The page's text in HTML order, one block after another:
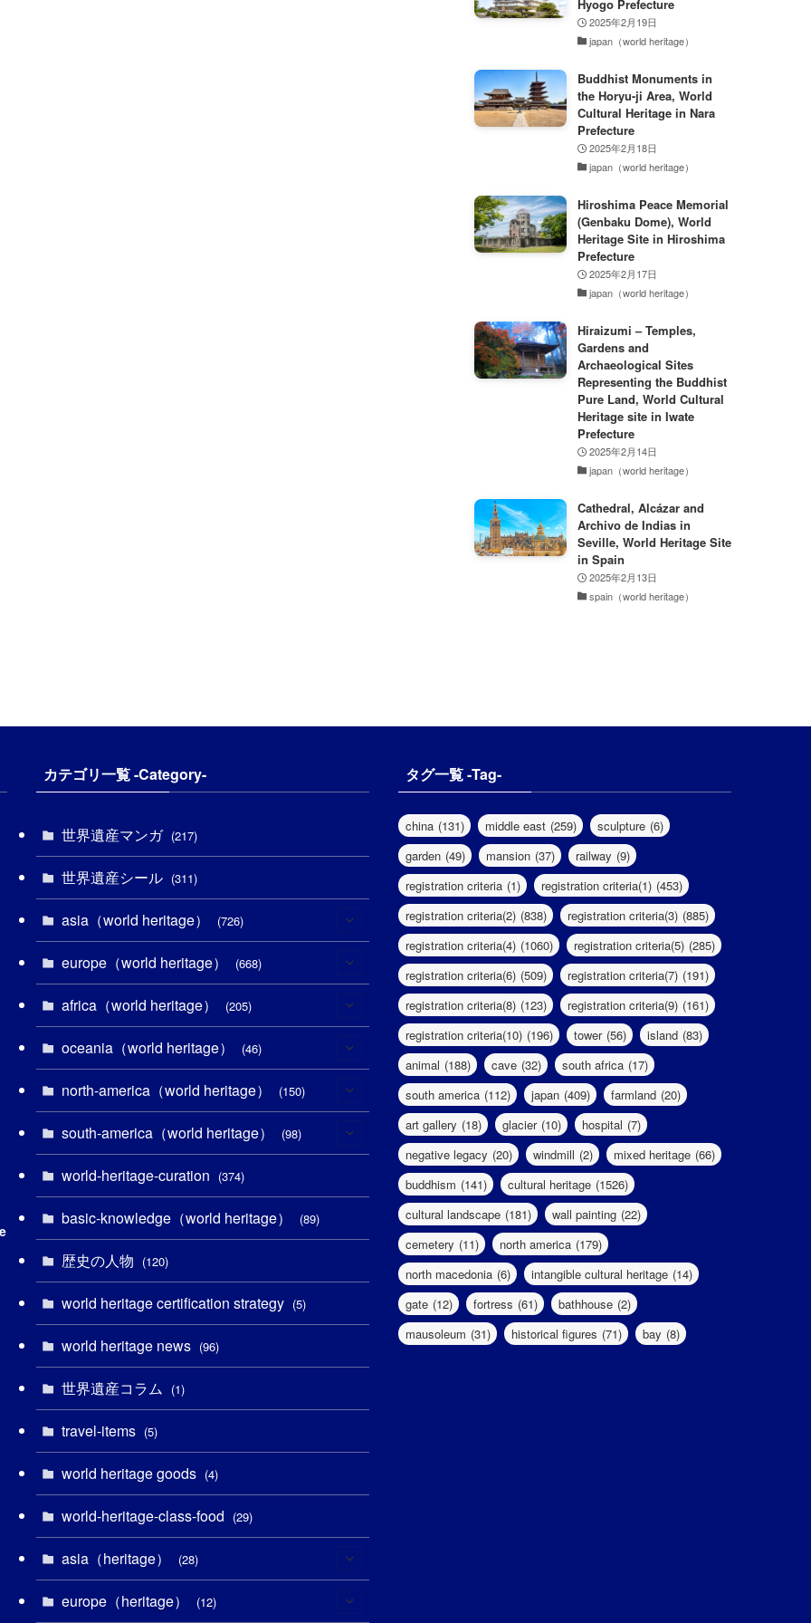
Hyogo Prefecture
2025年2月19日
japan（world heritage）
Buddhist Monuments in
the Horyu-ji Area, World
Cultural Heritage in Nara
Prefecture
2025年2月18日
japan（world heritage）
Hiroshima Peace Memorial
(Genbaku Dome), World
Heritage Site in Hiroshima
Prefecture
2025年2月17日
japan（world heritage）
Hiraizumi – Temples,
Gardens and
Archaeological Sites
Representing the Buddhist
Pure Land, World Cultural
Heritage site in Iwate
Prefecture
2025年2月14日
japan（world heritage）
Cathedral, Alcázar and
Archivo de Indias in
Seville, World Heritage Site
in Spain
2025年2月13日
spain（world heritage）
カテゴリ一覧 -Category-
世界遺産マンガ (217)
世界遺産シール (311)
asia（world heritage） (726)
(6)
(3)
(10)
(10)
(32)
(11)
(14)
(18)
(3)
europe（world heritage） (668)
(3)
(1)
(43)
(109)
(4)
(20)
(3)
(13)
(2)
africa（world heritage） (205)
(8)
(1)
(32)
(13)
(2)
(2)
(2)
(1)
(9)
oceania（world heritage） (46)
(25)
(6)
(1)
(1)
(4)
(1)
(1)
north-america（world heritage） (150)
(31)
(27)
(10)
(5)
(1)
south-america（world heritage） (98)
(14)
(4)
(9)
(3)
(8)
(27)
(5)
(19)
(8)
world-heritage-curation (374)
basic-knowledge（world heritage） (89)
歴史の人物 (120)
world heritage certification strategy (5)
world heritage news (96)
世界遺産コラム (1)
travel-items (5)
world heritage goods (4)
world-heritage-class-food (29)
asia（heritage） (28)
(1)
europe（heritage） (12)
タグ一覧 -Tag-
china (131) middle east (259) sculpture (6)
garden (49) mansion (37) railway (9)
registration criteria (1) registration criteria(1) (453)
registration criteria(2) (838) registration criteria(3) (885)
registration criteria(4) (1060) registration criteria(5) (285)
registration criteria(6) (509) registration criteria(7) (191)
registration criteria(8) (123) registration criteria(9) (161)
registration criteria(10) (196) tower (56) island (83)
animal (188) cave (32) south africa (17)
south america (112) japan (409) farmland (20)
art gallery (18) glacier (10) hospital (7)
negative legacy (20) windmill (2) mixed heritage (66)
buddhism (141) cultural heritage (1526)
cultural landscape (181) wall painting (22)
cemetery (11) north america (179)
north macedonia (6) intangible cultural heritage (14)
gate (12) fortress (61) bathhouse (2)
mausoleum (31) historical figures (71) bay (8)